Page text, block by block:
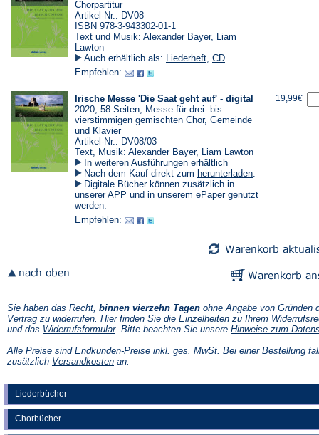
Liederbücher
Chorbücher
Chorpartitur
Artikel-Nr.: DV08
ISBN 978-3-943302-01-1
Text und Musik: Alexander Bayer, Liam
Lawton
Auch erhältlich als: Liederheft, CD
Empfehlen:
Irische Messe 'Die Saat geht auf' - digital
2020, 58 Seiten, Messe für drei- bis
vierstimmigen gemischten Chor, Gemeinde
und Klavier
Artikel-Nr.: DV08/03
Text, Musik: Alexander Bayer, Liam Lawton
In weiteren Ausführungen erhältlich
Nach dem Kauf direkt zum herunterladen(Öffnet
einem
.
Digitale Bücher können zusätzlich in
unsererAPP (Öffnet
neuen
und in unserem ePaper(Öffnet
genutzt
werden.
Empfehlen:
19,99€
Sie haben das Recht, binnen vierzehn Tagen ohne Angabe von Gründen
Vertrag zu widerrufen. Hier finden Sie die Einzelheiten zu Ihrem
und das Widerrufsformular(Öffnet
einem
neuen
. Bitte beachten Sie unsere Hinweise zum
Alle Preise sind Endkunden-Preise inkl. ges. MwSt. Bei einer Bestellung
zusätzlich Versandkosten(Öffnet
an.